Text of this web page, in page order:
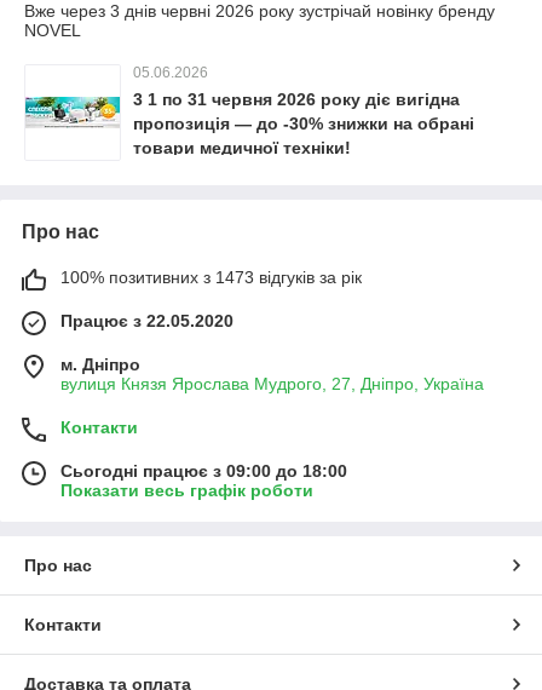
Вже через 3 днів червні 2026 року зустрічай новінку бренду
NOVEL
05.06.2026
3 1 по 31 червня 2026 року діє вигідна
пропозиція — до -30% знижки на обрані
товари медичної техніки!
Про нас
100% позитивних з 1473 відгуків за рік
Працює з 22.05.2020
м. Дніпро
вулиця Князя Ярослава Мудрого, 27, Дніпро, Україна
Контакти
Сьогодні працює з 09:00 до 18:00
Показати весь графік роботи
Про нас
Контакти
Доставка та оплата